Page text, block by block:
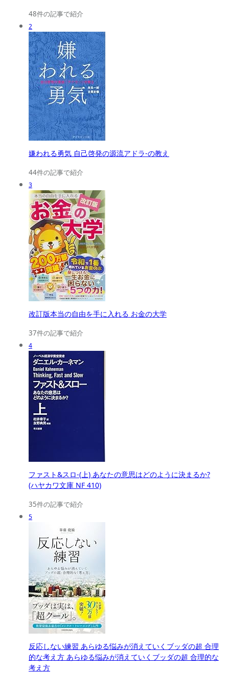
48件の記事で紹介
2
嫌われる勇気 自己啓発の源流アドラ-の教え
44件の記事で紹介
3
改訂版本当の自由を手に入れる お金の大学
37件の記事で紹介
4
ファスト&スロ-(上) あなたの意思はどのように決まるか?
(ハヤカワ文庫 NF 410)
35件の記事で紹介
5
反応しない練習 あらゆる悩みが消えていくブッダの超 合理
的な考え方 あらゆる悩みが消えていくブッダの超 合理的な
考え方